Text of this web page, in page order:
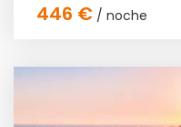
446 € / noche